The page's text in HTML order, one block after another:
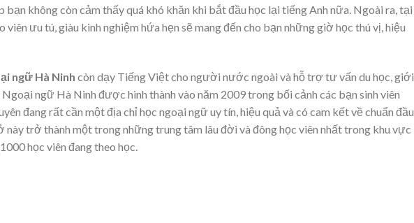
bạn không còn cảm thấy quá khó khăn khi bắt đầu học lại tiếng Anh nữa. Ngoài ra, tại
ưu tú, giàu kinh nghiệm hứa hẹn sẽ mang đến cho bạn những giờ học thú vị, hiệu
ngữ Hà Ninh còn dạy Tiếng Việt cho người nước ngoài và hỗ trợ tư vấn du học, giới
ngữ Hà Ninh được hình thành vào năm 2009 trong bối cảnh các bạn sinh viên
đang rất cần một địa chỉ học ngoại ngữ uy tín, hiệu quả và có cam kết về chuẩn đầu
này trở thành một trong những trung tâm lâu đời và đông học viên nhất trong khu vực
học viên đang theo học.